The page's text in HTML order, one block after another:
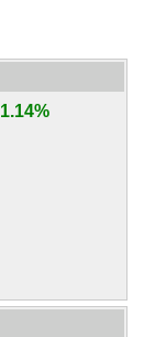
1.14%